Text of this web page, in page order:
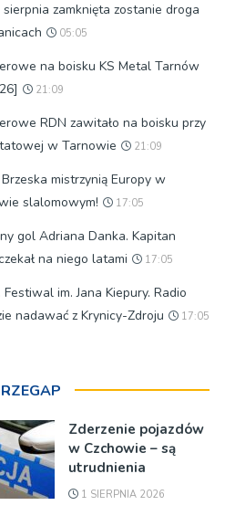
zamknięta zostanie droga
05:05
na boisku KS Metal Tarnów
21:09
RDN zawitało na boisku przy
w Tarnowie
21:09
mistrzynią Europy w
slalomowym!
17:05
gol Adriana Danka. Kapitan
na niego latami
17:05
Festiwal im. Jana Kiepury. Radio
nadawać z Krynicy-Zdroju
17:05
Zderzenie pojazdów
w Czchowie – są
utrudnienia
1 SIERPNIA 2026